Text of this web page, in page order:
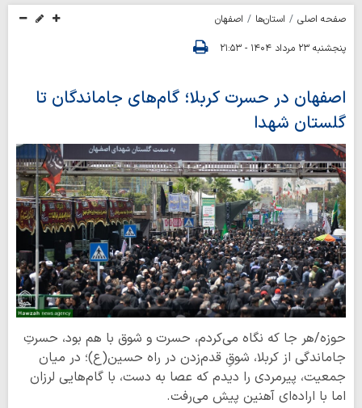
صفحه اصلی استان‌ها
اصفهان
پنجشنبه ۲۳ مرداد ۱۴۰۴ - ۲۱:۵۳
اصفهان در حسرت کربلا؛ گام‌های جاماندگان تا
گلستان شهدا
حوزه/هر جا که نگاه می‌کردم، حسرت و شوق با هم بود، حسرتِ
جاماندگی از کربلا، شوقِ قدم‌زدن در راه حسین(ع)؛ در میان
جمعیت، پیرمردی را دیدم که عصا به دست، با گام‌هایی لرزان
اما با اراده‌ای آهنین پیش می‌رفت.